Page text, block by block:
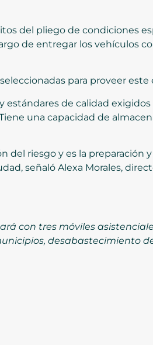
del pliego de condiciones
de entregar los vehículos
seleccionadas para proveer
de calidad exigidos
una capacidad de
del riesgo y es la preparación
señaló Alexa Morales,
con tres móviles
desabastecimiento